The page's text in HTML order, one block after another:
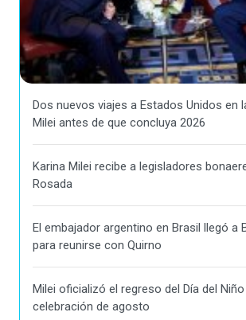
Dos nuevos viajes a Estados Unidos en
Milei antes de que concluya 2026
Karina Milei recibe a legisladores
Rosada
El embajador argentino en Brasil llegó a
para reunirse con Quirno
Milei oficializó el regreso del Día del
celebración de agosto